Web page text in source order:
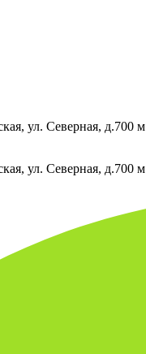
ул. Северная, д.700
ул. Северная, д.700